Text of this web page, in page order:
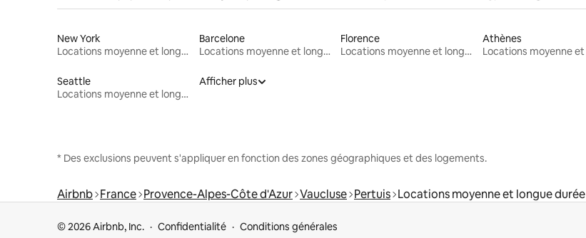
New York
Locations moyenne et longue durée
Barcelone
Locations moyenne et longue durée
Florence
Locations moyenne et longue durée
Athènes
Seattle
Locations moyenne et longue durée
Afficher plus
* Des exclusions peuvent s'appliquer en fonction des zones géographiques et des logements.
Airbnb France Provence-Alpes-Côte d'Azur Vaucluse Pertuis Locations moyenne et longue durée
© 2026 Airbnb, Inc. Confidentialité Conditions générales